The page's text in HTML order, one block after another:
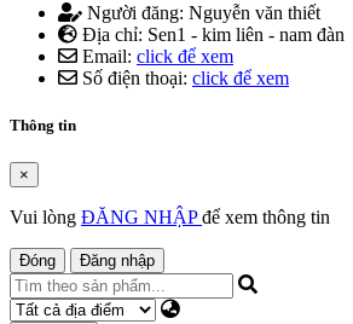
Người đăng: Nguyễn văn thiết
Địa chỉ: Sen1 - kim liên - nam đàn
Email: click để xem
Số điện thoại: click để xem
Thông tin
×
Vui lòng ĐĂNG NHẬPđể xem thông tin
Đóng Đăng nhập